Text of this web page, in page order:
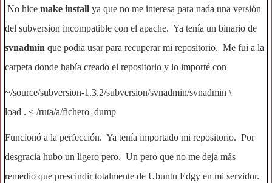
No hice make install ya que no me interesa para nada una versión
del subversion incompatible con el apache. Ya tenía un binario de
svnadmin que podía usar para recuperar mi repositorio. Me fui a la
carpeta donde había creado el repositorio y lo importé con
~/source/subversion-1.3.2/subversion/svnadmin/svnadmin \
load . < /ruta/a/fichero_dump
Funcionó a la perfección. Ya tenía importado mi repositorio. Por
desgracia hubo un ligero pero. Un pero que no me deja más
remedio que prescindir totalmente de Ubuntu Edgy en mi servidor.